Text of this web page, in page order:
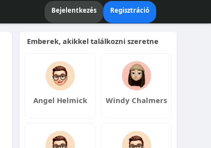
Bejelentkezés Regisztráció
Emberek, akikkel találkozni szeretne
Angel Helmick Windy Chalmers